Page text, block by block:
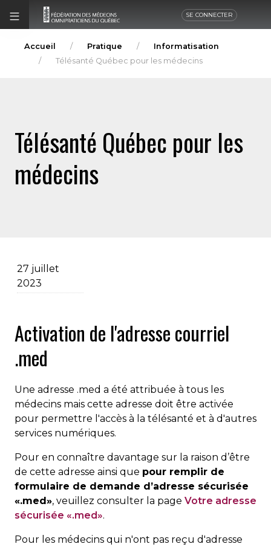
SE CONNECTER
Accueil Pratique
Informatisation
Télésanté Québec pour les médecins
Télésanté Québec pour les
médecins
27 juillet
2023
Activation de l'adresse courriel
.med
Une adresse .med a été attribuée à tous les
médecins mais cette adresse doit être activée
pour permettre l'accès à la télésanté et à d'autres
services numériques.
Pour en connaître davantage sur la raison d’être
de cette adresse ainsi que pour remplir de
formulaire de demande d’adresse sécurisée
«.med», veuillez consulter la page Votre adresse
sécurisée «.med».
Pour les médecins qui n'ont pas reçu d'adresse